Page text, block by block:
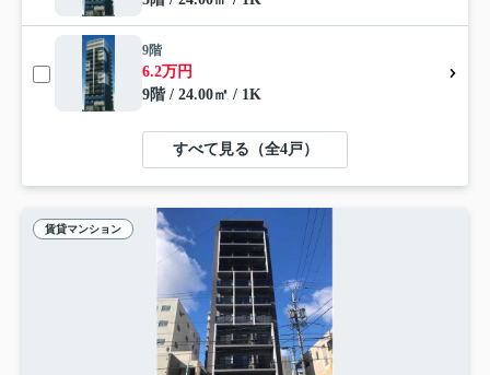
9階
6.2万円
9階 / 24.00㎡ / 1K
すべて見る（全4戸）
賃貸マンション